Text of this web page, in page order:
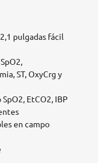
pulgadas fácil
ST, OxyCrg y
EtCO2, IBP
en campo